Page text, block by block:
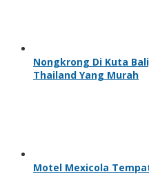
Nongkrong Di Kuta
Thailand Yang Murah
Motel Mexicola